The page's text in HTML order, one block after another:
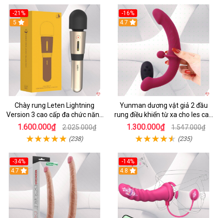
-21%
5
Chày rung Leten Lightning
Version 3 cao cấp đa chức năng
kích thích
1.600.000₫ 2.025.000₫
(238)
-16%
4.7
Yunman dương vật giả 2 đầu
rung điều khiển từ xa cho les cao
cấp
1.300.000₫ 1.547.000₫
(235)
-34%
4.7
-14%
4.8